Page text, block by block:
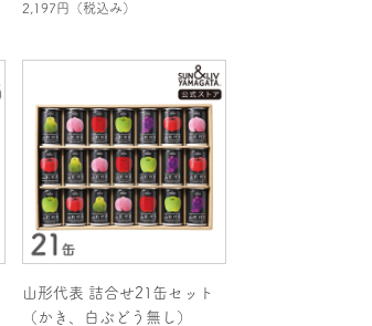
2,197円 （税込み）
山形代表 詰合せ21缶セット
（かき、白ぶどう無し）